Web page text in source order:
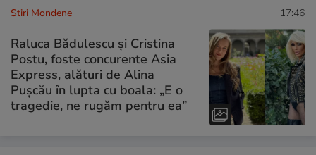
Stiri Mondene 17:46
Raluca Bădulescu și Cristina
Postu, foste concurente Asia
Express, alături de Alina
Pușcău în lupta cu boala: „E o
tragedie, ne rugăm pentru ea”